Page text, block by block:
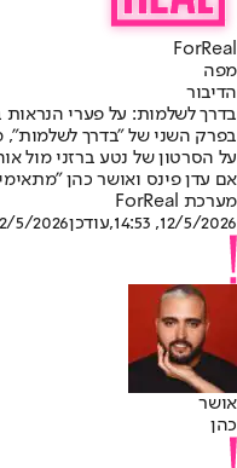
ForReal
מפה
הדיבור
בדרך לשלמות: על פערי הנראות
בפרק השני של "בדרך לשלמות",
על הסרטון של נטע ברזני מול
אם עדן פינס ואושר כהן
מערכת ForReal
12/5/2026, 14:53
,עודכן5/2026, 15:28
אושר
כהן